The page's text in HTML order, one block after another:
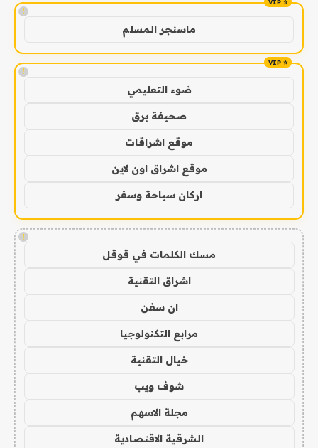
!
ماسنجر المسلم
!
ضوء التعليمي
صحيفة برق
موقع اشراقات
موقع اشراق اون لاين
اركان سياحة وسفر
!
مسك الكلمات في قوقل
اشراق التقنية
ان سفن
مرابع التكنولوجيا
خيال التقنية
شوف ويب
مجلة الاسهم
الشرقية الاقتصادية